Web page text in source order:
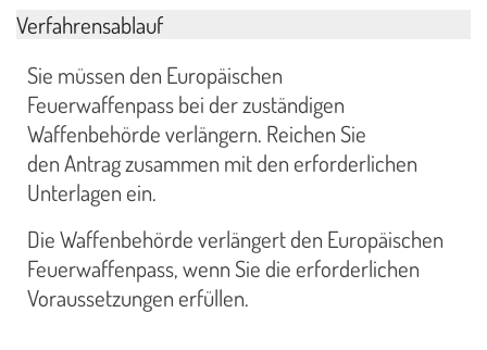
Verfahrensablauf
Sie müssen den Europäischen
Feuerwaffenpass bei der zuständigen
Waffenbehörde verlängern. Reichen Sie
den Antrag zusammen mit den erforderlichen
Unterlagen ein.
Die Waffenbehörde verlängert den Europäischen
Feuerwaffenpass, wenn Sie die erforderlichen
Voraussetzungen erfüllen.